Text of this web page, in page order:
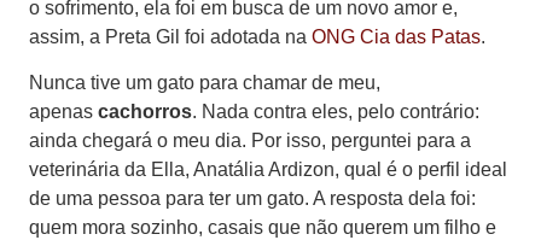
o sofrimento, ela foi em busca de um novo amor e,
assim, a Preta Gil foi adotada na ONG Cia das Patas.
Nunca tive um gato para chamar de meu,
apenas cachorros. Nada contra eles, pelo contrário:
ainda chegará o meu dia. Por isso, perguntei para a
veterinária da Ella, Anatália Ardizon, qual é o perfil ideal
de uma pessoa para ter um gato. A resposta dela foi:
quem mora sozinho, casais que não querem um filho e